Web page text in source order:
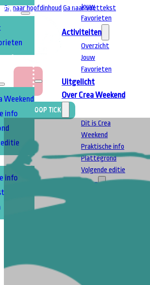
Ga naar hoofdinhoud Ga naar voettekst
Weekend
info
info
Jouw
Favorieten
Activiteiten
Overzicht
Jouw
Favorieten
Uitgelicht
Over Crea Weekend
Dit is Crea
Weekend
Praktische info
Plattegrond
Volgende editie
Deelnemen
Koop Ticket